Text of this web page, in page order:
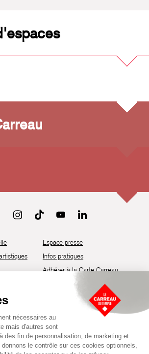
Espace presse
Infos pratiques
Adhérer à la Carte Carreau
Guide d’accessibilité
sportif à l’architecture industrielle de la fin du